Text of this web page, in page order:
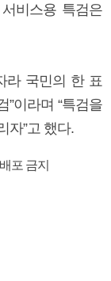
비스용 특검은
라 국민의 한 표
이라며 “특검을
자”고 했다.
포 금지